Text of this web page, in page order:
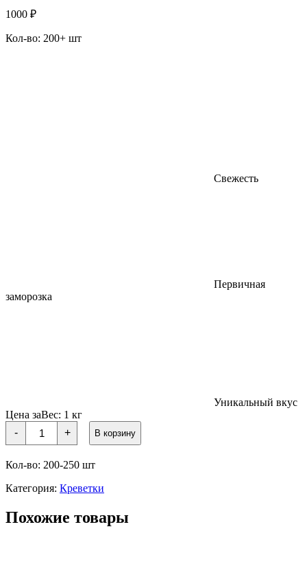
1000 ₽
Кол-во: 200+ шт
Свежесть
Первичная
заморозка
Уникальный вкус
Цена заВес: 1 кг
-
Количество
товара
Варёно-
мороженная
КРЕВЕТКА
+ В корзину
Кол-во: 200-250 шт
Категория: Креветки
Похожие товары